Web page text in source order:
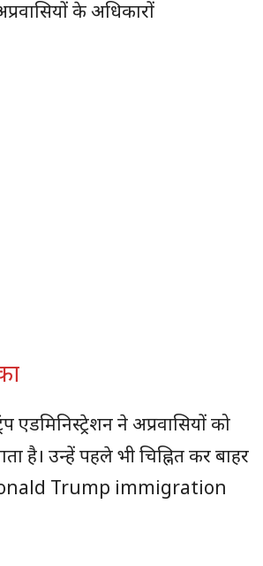
के अधिकारों
एडमिनिस्ट्रेशन ने अप्रवासियों को
है। उन्हें पहले भी चिह्नित कर बाहर
Trump immigration